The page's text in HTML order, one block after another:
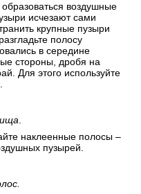
воздушные
исчезают сами
крупные пузыри
полосу
в середине
стороны, дробя на
Для этого используйте
.
наклеенные полосы –
пузырей.